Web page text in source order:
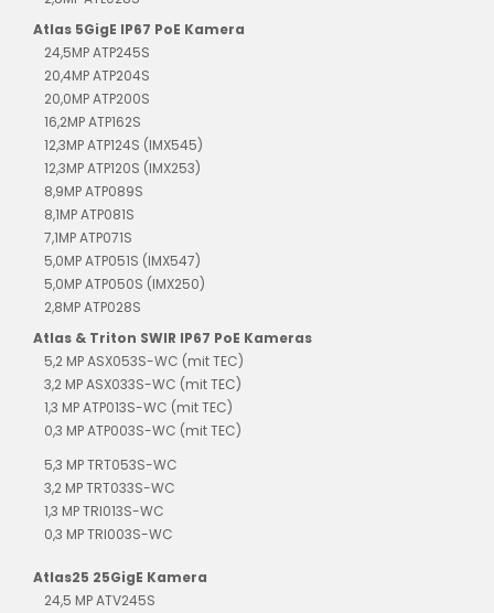
Atlas 5GigE IP67 PoE Kamera
24,5MP ATP245S
20,4MP ATP204S
20,0MP ATP200S
16,2MP ATP162S
12,3MP ATP124S (IMX545)
12,3MP ATP120S (IMX253)
8,9MP ATP089S
8,1MP ATP081S
7,1MP ATP071S
5,0MP ATP051S (IMX547)
5,0MP ATP050S (IMX250)
2,8MP ATP028S
Atlas & Triton SWIR IP67 PoE Kameras
5,2 MP ASX053S-WC (mit TEC)
3,2 MP ASX033S-WC (mit TEC)
1,3 MP ATP013S-WC (mit TEC)
0,3 MP ATP003S-WC (mit TEC)
5,3 MP TRT053S-WC
3,2 MP TRT033S-WC
1,3 MP TRI013S-WC
0,3 MP TRI003S-WC
Atlas25 25GigE Kamera
24,5 MP ATV245S